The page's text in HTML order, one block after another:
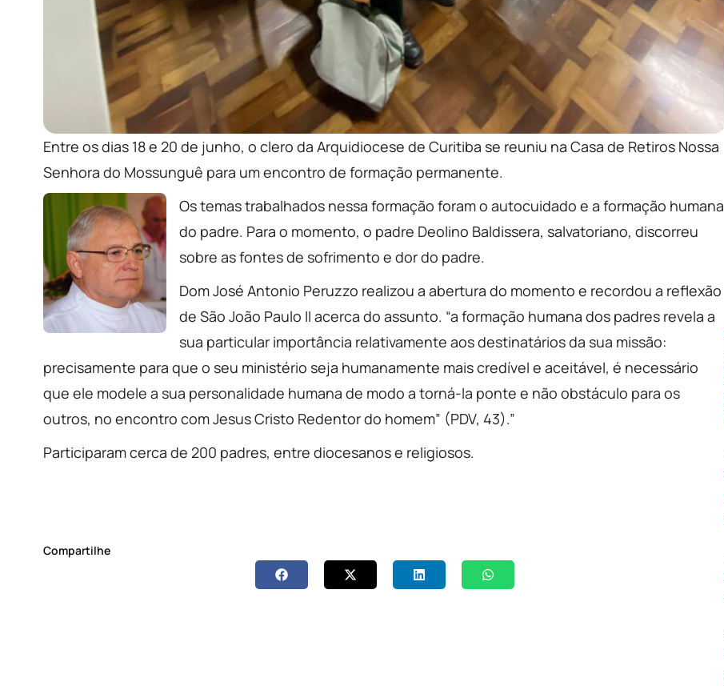
Entre os dias 18 e 20 de junho, o clero da Arquidiocese de Curitiba se reuniu na Casa de Retiros Nossa
Senhora do Mossunguê para um encontro de formação permanente.
Os temas trabalhados nessa formação foram o autocuidado e a formação humana
do padre. Para o momento, o padre Deolino Baldissera, salvatoriano, discorreu
sobre as fontes de sofrimento e dor do padre.
Dom José Antonio Peruzzo realizou a abertura do momento e recordou a reflexão
de São João Paulo II acerca do assunto. “a formação humana dos padres revela a
sua particular importância relativamente aos destinatários da sua missão:
precisamente para que o seu ministério seja humanamente mais credível e aceitável, é necessário
que ele modele a sua personalidade humana de modo a torná-la ponte e não obstáculo para os
outros, no encontro com Jesus Cristo Redentor do homem” (PDV, 43).”
Participaram cerca de 200 padres, entre diocesanos e religiosos.
Compartilhe